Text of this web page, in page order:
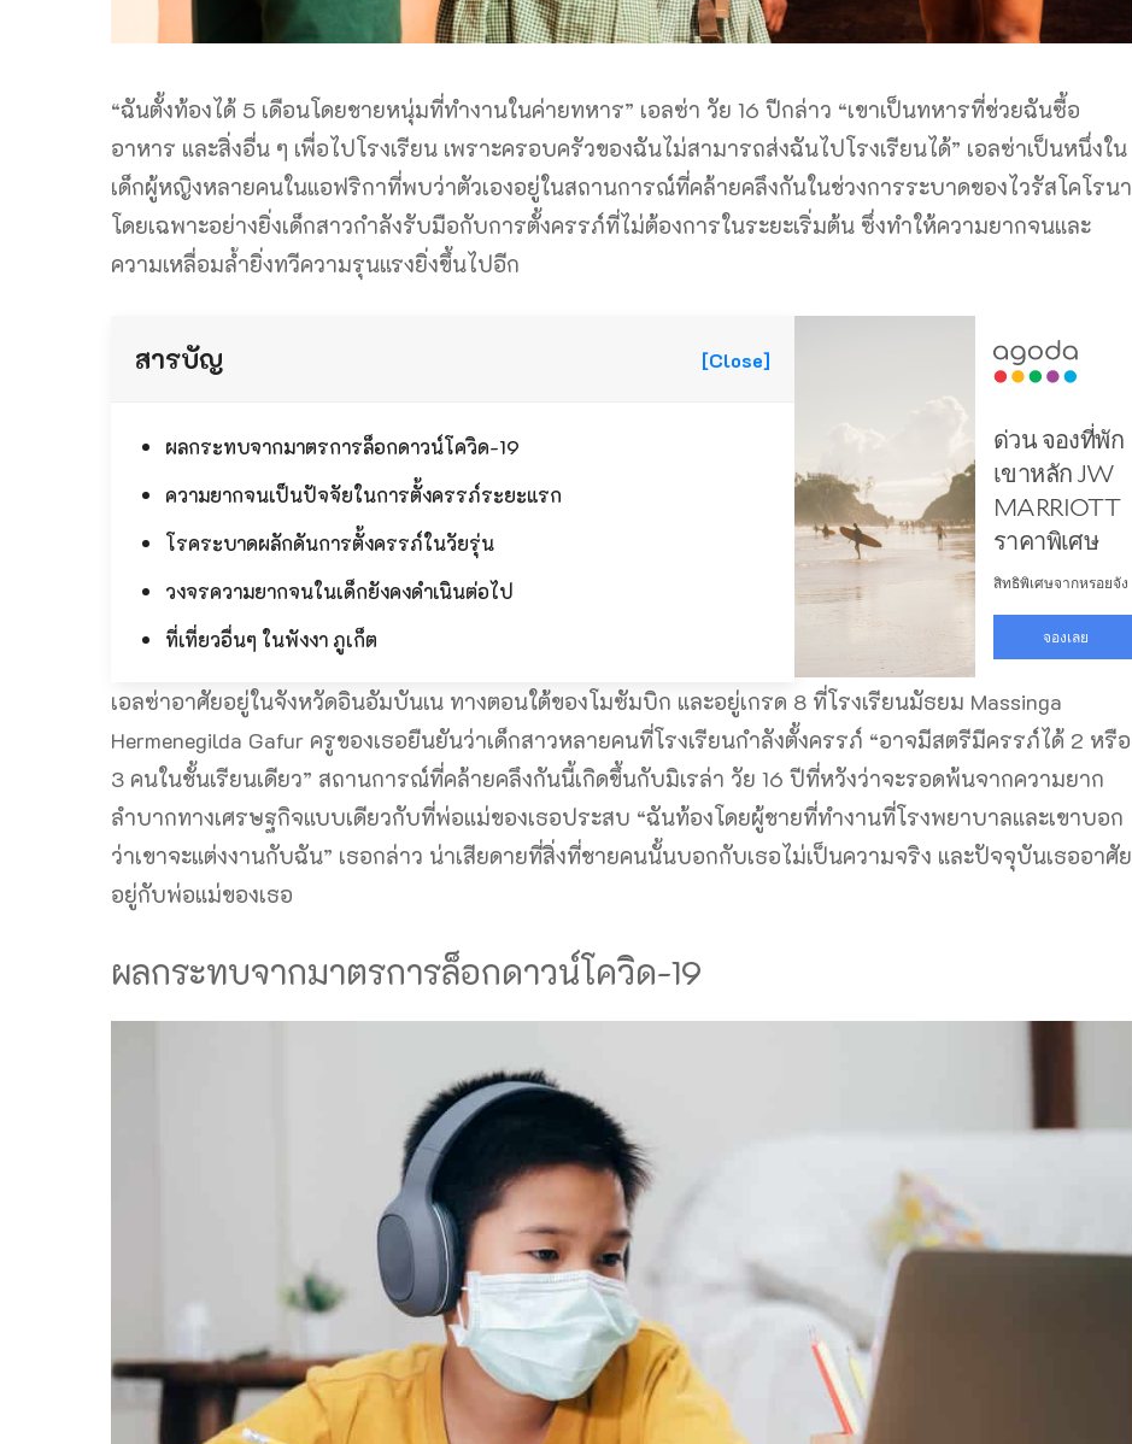
“ฉันตั้งท้องได้ 5 เดือนโดยชายหนุ่มที่ทำงานในค่ายทหาร” เอลซ่า วัย 16 ปีกล่าว “เขาเป็นทหารที่ช่วยฉันซื้อ
อาหาร และสิ่งอื่น ๆ เพื่อไปโรงเรียน เพราะครอบครัวของฉันไม่สามารถส่งฉันไปโรงเรียนได้” เอลซ่าเป็นหนึ่งใน
เด็กผู้หญิงหลายคนในแอฟริกาที่พบว่าตัวเองอยู่ในสถานการณ์ที่คล้ายคลึงกันในช่วงการระบาดของไวรัสโคโรนา
โดยเฉพาะอย่างยิ่งเด็กสาวกำลังรับมือกับการตั้งครรภ์ที่ไม่ต้องการในระยะเริ่มต้น ซึ่งทำให้ความยากจนและ
ความเหลื่อมล้ำยิ่งทวีความรุนแรงยิ่งขึ้นไปอีก
สารบัญ [Close]
ผลกระทบจากมาตรการล็อกดาวน์โควิด-19
ความยากจนเป็นปัจจัยในการตั้งครรภ์ระยะแรก
โรคระบาดผลักดันการตั้งครรภ์ในวัยรุ่น
วงจรความยากจนในเด็กยังคงดำเนินต่อไป
ที่เที่ยวอื่นๆ ในพังงา ภูเก็ต
เอลซ่าอาศัยอยู่ในจังหวัดอินอัมบันเน ทางตอนใต้ของโมซัมบิก และอยู่เกรด 8 ที่โรงเรียนมัธยม Massinga
Hermenegilda Gafur ครูของเธอยืนยันว่าเด็กสาวหลายคนที่โรงเรียนกำลังตั้งครรภ์ “อาจมีสตรีมีครรภ์ได้ 2 หรือ
3 คนในชั้นเรียนเดียว” สถานการณ์ที่คล้ายคลึงกันนี้เกิดขึ้นกับมิเรล่า วัย 16 ปีที่หวังว่าจะรอดพ้นจากความยาก
ลำบากทางเศรษฐกิจแบบเดียวกับที่พ่อแม่ของเธอประสบ “ฉันท้องโดยผู้ชายที่ทำงานที่โรงพยาบาลและเขาบอก
ว่าเขาจะแต่งงานกับฉัน” เธอกล่าว น่าเสียดายที่สิ่งที่ชายคนนั้นบอกกับเธอไม่เป็นความจริง และปัจจุบันเธออาศัย
อยู่กับพ่อแม่ของเธอ
ผลกระทบจากมาตรการล็อกดาวน์โควิด-19